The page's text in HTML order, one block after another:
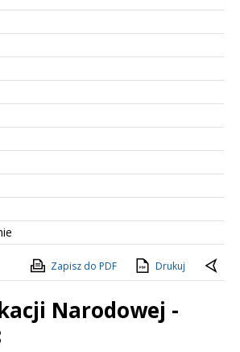
Zapisz do PDF Drukuj
Narodowej -